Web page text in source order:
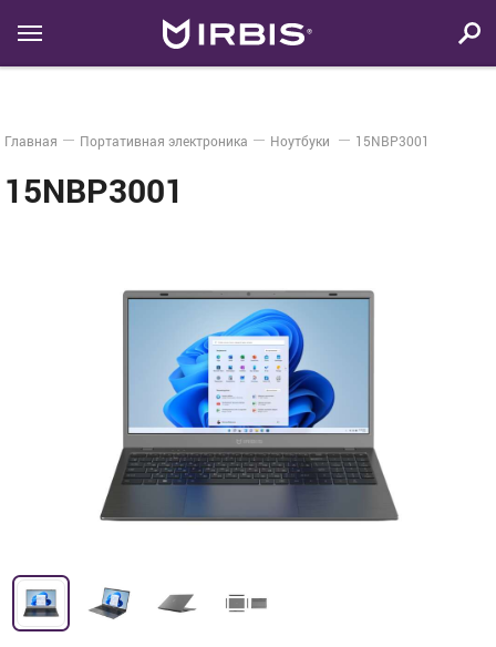
Главная Портативная электроника Ноутбуки 15NBP3001
15NBP3001